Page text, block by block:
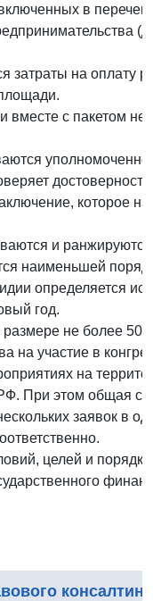
в
затраты на оплату
вместе с пакетом
которое
и
наименьшей
определяется
год.
не более
на участие в
на
При этом общая
заявок в
целей и